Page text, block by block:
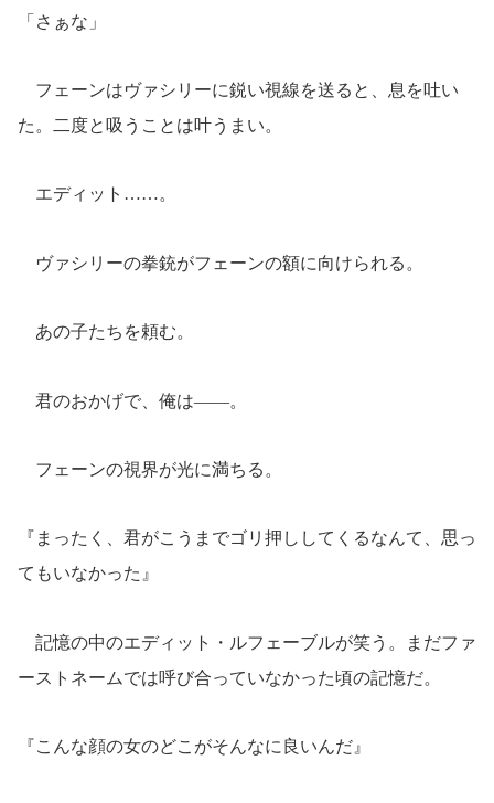
「さぁな」
フェーンはヴァシリーに鋭い視線を送ると、息を吐い
た。二度と吸うことは叶うまい。
エディット……。
ヴァシリーの拳銃がフェーンの額に向けられる。
あの子たちを頼む。
君のおかげで、俺は――。
フェーンの視界が光に満ちる。
『まったく、君がこうまでゴリ押ししてくるなんて、思っ
てもいなかった』
記憶の中のエディット・ルフェーブルが笑う。まだファ
ーストネームでは呼び合っていなかった頃の記憶だ。
『こんな顔の女のどこがそんなに良いんだ』